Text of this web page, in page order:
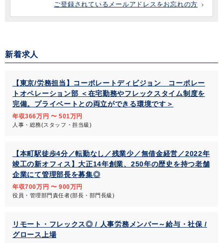
ご登録されているメールアドレスをお忘れの方
新着求人
【東京/労務担当】コーポレートディビジョン コーポレー
トオペレーション部 ＜在宅勤務やフレックスタイム制度を
完備。プライベートとの両立ができる環境です＞
年収366万円 〜 501万円
人事・総務(スタッフ・担当級)
【本町駅徒歩4分／転勤なし／残業少／無借金経営／2022年
竣工の新オフィス】大正14年創業、250年の歴史を持つ老舗
企業にて管理部長を募集◎
年収700万円 〜 900万円
役員・管理部門責任者(部長・部門長級)
リモート・フレックス◎ / 人事労務メンバー～給与・社保 /
グロース上場